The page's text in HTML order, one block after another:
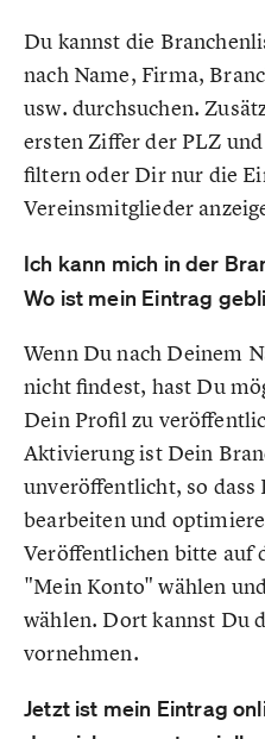
Du kannst die
nach Name, Firma,
usw. durchsuchen.
ersten Ziffer der PLZ
filtern oder Dir nur die
Vereinsmitglieder
Ich kann mich in der
Wo ist mein Eintrag
Wenn Du nach Deinem
nicht findest, hast Du
Dein Profil zu
Aktivierung ist Dein
unveröffentlicht, so dass
bearbeiten und
Veröffentlichen bitte auf
"Mein Konto" wählen
wählen. Dort kannst Du
vornehmen.
Jetzt ist mein Eintrag